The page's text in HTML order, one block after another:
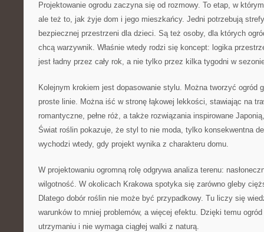
Projektowanie ogrodu zaczyna się od rozmowy. To etap, w
ale też to, jak żyje dom i jego mieszkańcy. Jedni potrzebują
bezpiecznej przestrzeni dla dzieci. Są też osoby, dla których
chcą warzywnik. Właśnie wtedy rodzi się koncept: logika
jest ładny przez cały rok, a nie tylko przez kilka tygodni w
Kolejnym krokiem jest dopasowanie stylu. Można tworzyć ogród
proste linie. Można iść w stronę łąkowej lekkości, stawiając na
romantyczne, pełne róż, a także rozwiązania inspirowane
Świat roślin pokazuje, że styl to nie moda, tylko konsekwentna
wychodzi wtedy, gdy projekt wynika z charakteru domu.
W projektowaniu ogromną rolę odgrywa analiza terenu:
wilgotność. W okolicach Krakowa spotyka się zarówno gleby
Dlatego dobór roślin nie może być przypadkowy. Tu liczy się
warunków to mniej problemów, a więcej efektu. Dzięki temu
utrzymaniu i nie wymaga ciągłej walki z naturą.